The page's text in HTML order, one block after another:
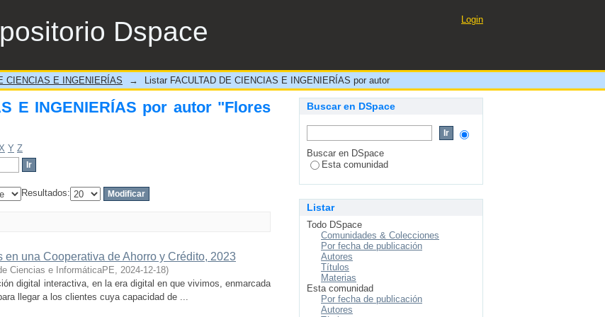
Dspace
E INGENIERÍAS por autor "Flores Reyes, Cristhian Herbert"
Login
CIENCIAS E INGENIERÍAS → Listar FACULTAD DE CIENCIAS E INGENIERÍAS por autor
E INGENIERÍAS por autor "Flores
Y Z
Resultados:
una Cooperativa de Ahorro y Crédito, 2023
Ciencias e InformáticaPE, 2024-12-18)
digital interactiva, en la era digital en que vivimos, enmarcada
llegar a los clientes cuya capacidad de ...
Buscar en DSpace
Buscar en DSpace
Esta comunidad
Listar
Todo DSpace
Comunidades & Colecciones
Por fecha de publicación
Autores
Títulos
Materias
Esta comunidad
Por fecha de publicación
Autores